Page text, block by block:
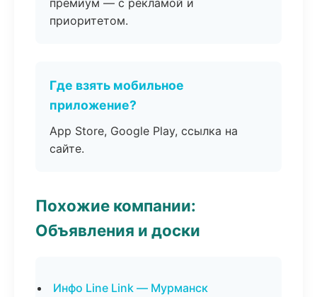
премиум — с рекламой и
приоритетом.
Где взять мобильное
приложение?
App Store, Google Play, ссылка на
сайте.
Похожие компании:
Объявления и доски
Инфо Line Link — Мурманск